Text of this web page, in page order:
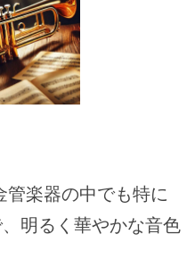
管楽器の中でも特に
明るく華やかな音色